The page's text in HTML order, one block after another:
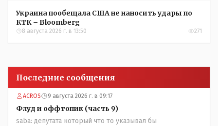
Украина пообещала США не наносить удары по
КТК – Bloomberg
8 августа 2026 г. в 13:50 271
Последние сообщения
ACROS 9 августа 2026 г. в 09:17
Флуд и оффтопик (часть 9)
saba: депутата который что то указывал бы